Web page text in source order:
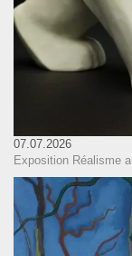
07.07.2026
Exposition Réalisme